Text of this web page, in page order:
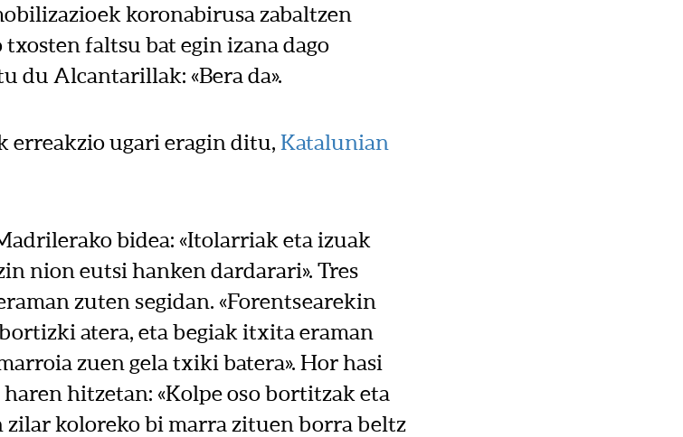
koronabirusa zabaltzen
faltsu bat egin izana dago
du Alcantarillak: «Bera da».
ugari eragin ditu, Katalunian
bidea: «Itolarriak eta izuak
nion eutsi hanken dardarari». Tres
zuten segidan. «Forentsearekin
atera, eta begiak itxita eraman
zuen gela txiki batera». Hor hasi
hitzetan: «Kolpe oso bortitzak eta
zilar koloreko bi marra zituen borra beltz